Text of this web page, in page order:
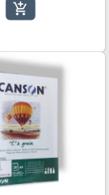
add_shopping_cart